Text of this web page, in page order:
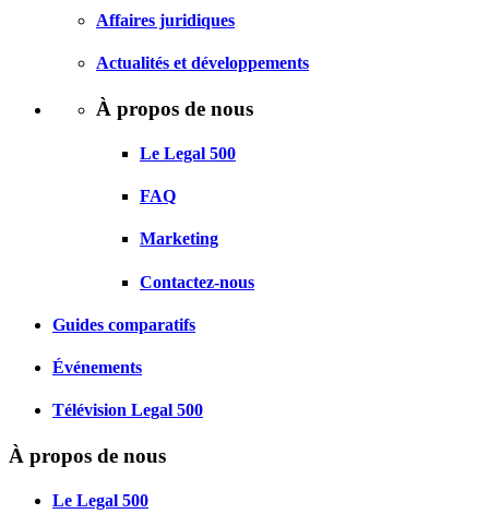
Affaires juridiques
Actualités et développements
À propos de nous
Le Legal 500
FAQ
Marketing
Contactez-nous
Guides comparatifs
Événements
Télévision Legal 500
À propos de nous
Le Legal 500